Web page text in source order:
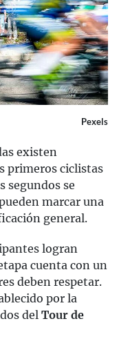
Pexels
existen
primeros ciclistas
segundos se
marcar una
general.
logran
cuenta con un
deben respetar.
por la
del Tour de